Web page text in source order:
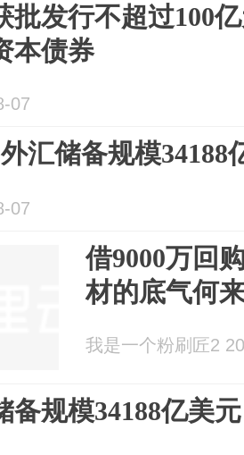
批发行不超过100
本债券
07
汇储备规模34188
07
借9000万回
材的底气何
我是一个粉刷匠2
备规模34188亿美